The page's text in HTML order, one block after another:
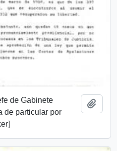
de Gabinete
de particular por